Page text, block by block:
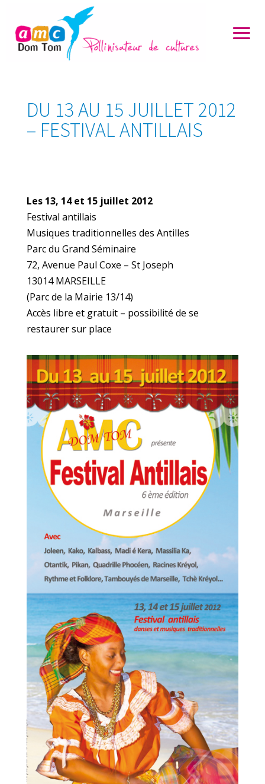
DU 13 AU 15 JUILLET 2012
– FESTIVAL ANTILLAIS
Les 13, 14 et 15 juillet 2012
Festival antillais
Musiques traditionnelles des Antilles
Parc du Grand Séminaire
72, Avenue Paul Coxe – St Joseph
13014 MARSEILLE
(Parc de la Mairie 13/14)
Accès libre et gratuit – possibilité de se
restaurer sur place